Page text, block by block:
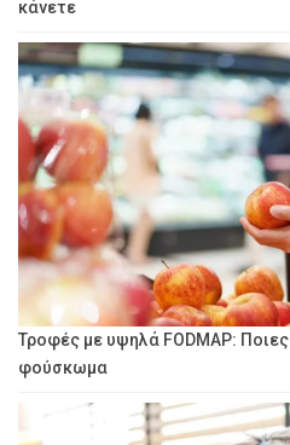
κάνετε
Τροφές με υψηλά FODMAP:
φούσκωμα